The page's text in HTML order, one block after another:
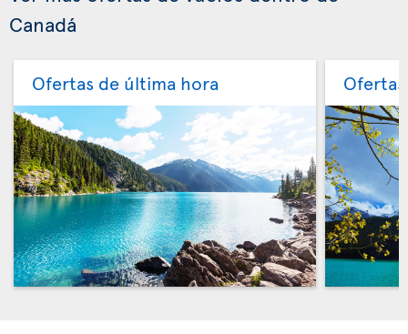
Canadá
Ofertas de última hora